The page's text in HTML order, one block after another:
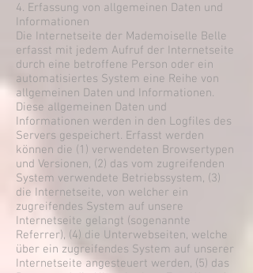
4. Erfassung von allgemeinen Daten und
Informationen
Die Internetseite der Mademoiselle Belle
erfasst mit jedem Aufruf der Internetseite
durch eine betroffene Person oder ein
automatisiertes System eine Reihe von
allgemeinen Daten und Informationen.
Diese allgemeinen Daten und
Informationen werden in den Logfiles des
Servers gespeichert. Erfasst werden
können die (1) verwendeten Browsertypen
und Versionen, (2) das vom zugreifenden
System verwendete Betriebssystem, (3)
die Internetseite, von welcher ein
zugreifendes System auf unsere
Internetseite gelangt (sogenannte
Referrer), (4) die Unterwebseiten, welche
über ein zugreifendes System auf unserer
Internetseite angesteuert werden, (5) das